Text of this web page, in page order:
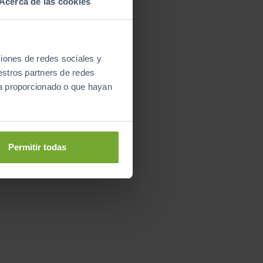
de redes sociales y
partners de redes
proporcionado o que hayan
Permitir todas